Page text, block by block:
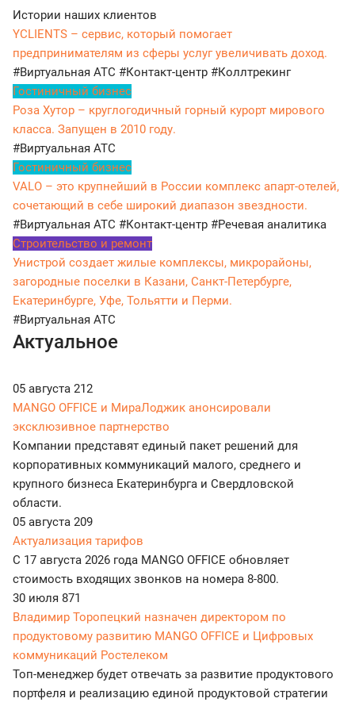
Истории наших клиентов
YCLIENTS – сервис, который помогает
предпринимателям из сферы услуг увеличивать доход.
#Виртуальная АТС #Контакт-центр #Коллтрекинг
Гостиничный бизнес
Роза Хутор – круглогодичный горный курорт мирового
класса. Запущен в 2010 году.
#Виртуальная АТС
Гостиничный бизнес
VALO – это крупнейший в России комплекс апарт-отелей,
сочетающий в себе широкий диапазон звездности.
#Виртуальная АТС #Контакт-центр #Речевая аналитика
Строительство и ремонт
Унистрой создает жилые комплексы, микрорайоны,
загородные поселки в Казани, Санкт-Петербурге,
Екатеринбурге, Уфе, Тольятти и Перми.
#Виртуальная АТС
Актуальное
05 августа 212
MANGO OFFICE и МираЛоджик анонсировали
эксклюзивное партнерство
Компании представят единый пакет решений для
корпоративных коммуникаций малого, среднего и
крупного бизнеса Екатеринбурга и Свердловской
области.
05 августа 209
Актуализация тарифов
С 17 августа 2026 года MANGO OFFICE обновляет
стоимость входящих звонков на номера 8-800.
30 июля 871
Владимир Торопецкий назначен директором по
продуктовому развитию MANGO OFFICE и Цифровых
коммуникаций Ростелеком
Топ-менеджер будет отвечать за развитие продуктового
портфеля и реализацию единой продуктовой стратегии